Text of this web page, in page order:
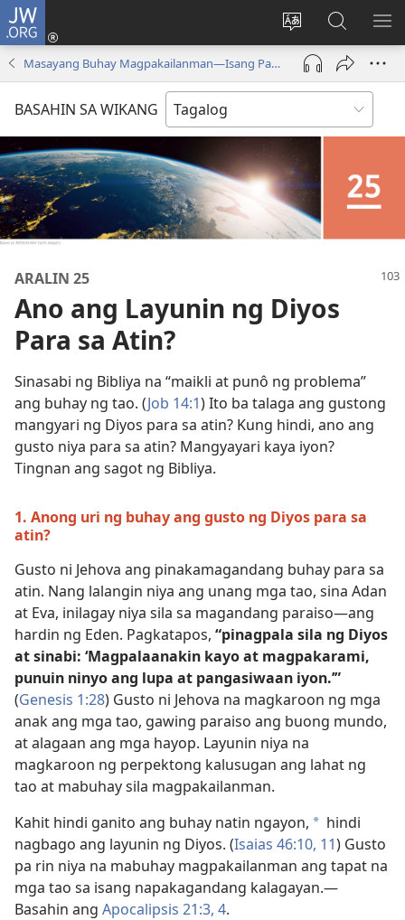
JW.ORG
Baguhin
ang
wika
ng
Mag-
log
bubukas
bagong
window)
sa
JW.ORG
Masayang Buhay Magpakailanman​—Isang Pag-aaral sa Bibliya
BASAHIN SA WIKANG
ARALIN 25
Ano ang Layunin ng Diyos
Para sa Atin?
Sinasabi ng Bibliya na “maikli at punô ng problema”
ang buhay ng tao. (Job 14:1) Ito ba talaga ang gustong
mangyari ng Diyos para sa atin? Kung hindi, ano ang
gusto niya para sa atin? Mangyayari kaya iyon?
Tingnan ang sagot ng Bibliya.
1. Anong uri ng buhay ang gusto ng Diyos para sa
atin?
Gusto ni Jehova ang pinakamagandang buhay para sa
atin. Nang lalangin niya ang unang mga tao, sina Adan
at Eva, inilagay niya sila sa magandang paraiso​—ang
hardin ng Eden. Pagkatapos, “pinagpala sila ng Diyos
at sinabi: ‘Magpalaanakin kayo at magpakarami,
punuin ninyo ang lupa at pangasiwaan iyon.’”
(Genesis 1:28) Gusto ni Jehova na magkaroon ng mga
anak ang mga tao, gawing paraiso ang buong mundo,
at alagaan ang mga hayop. Layunin niya na
magkaroon ng perpektong kalusugan ang lahat ng
tao at mabuhay sila magpakailanman.
Kahit hindi ganito ang buhay natin ngayon, a hindi
nagbago ang layunin ng Diyos. (Isaias 46:​10, 11) Gusto
pa rin niya na mabuhay magpakailanman ang tapat na
mga tao sa isang napakagandang kalagayan.​—
Basahin ang Apocalipsis 21:​3, 4.